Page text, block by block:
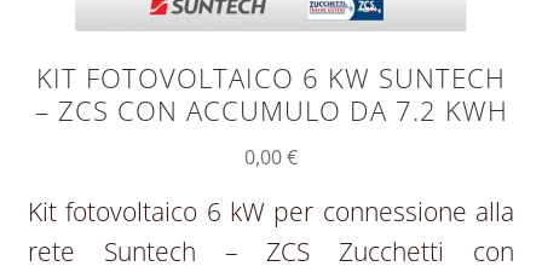
KIT FOTOVOLTAICO 6 KW SUNTECH
– ZCS CON ACCUMULO DA 7.2 KWH
0,00€
Kit fotovoltaico 6 kW per connessione alla
rete Suntech – ZCS Zucchetti con